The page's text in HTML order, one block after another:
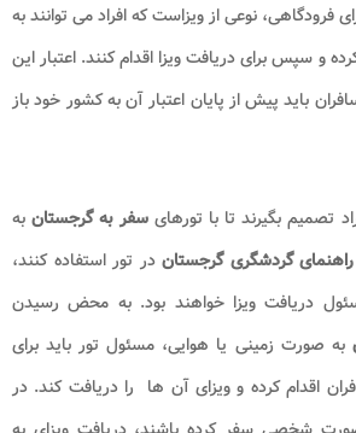
فرودگاهی، نوعی از ویزاست که افراد می توانند به
و سپس برای دریافت ویزا اقدام کنند. اعتبار این
بوده و مسافران باید پیش از پایان اعتبار آن به کشور خود باز
تصمیم بگیرند تا با تورهایسفر به گرجستانبه
راهنمای گردشگری گرجستان در تور استفاده کنند،
دریافت ویزا خواهند بود. به محض رسیدن
به صورت زمینی یا هوایی، مسئول تور باید برای
اقدام کرده و ویزای آن ها را دریافت کند. در